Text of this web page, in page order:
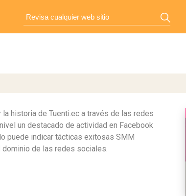
historia de Tuenti.ec a través de las redes
un destacado de actividad en Facebook
puede indicar tácticas exitosas SMM
de las redes sociales.